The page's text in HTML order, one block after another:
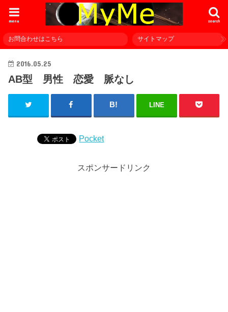
search
menu
お問合わせはこちら サイトマップ
2016.05.25
AB型 男性 恋愛 脈なし
LINE
Pocket
スポンサードリンク